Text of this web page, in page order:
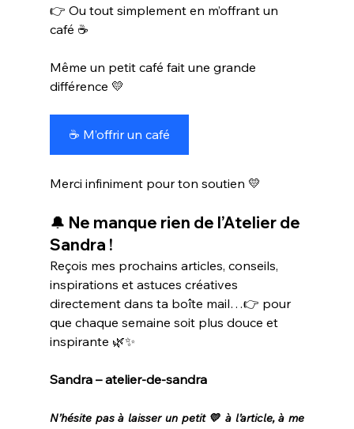
👉 Ou tout simplement en m’offrant un
café ☕
Même un petit café fait une grande
différence 💛
☕ M’offrir un café
Merci infiniment pour ton soutien 💛
🔔 Ne manque rien de l’Atelier de
Sandra !
Reçois mes prochains articles, conseils,
inspirations et astuces créatives
directement dans ta boîte mail…👉 pour
que chaque semaine soit plus douce et
inspirante 🌿✨
Sandra – atelier-de-sandra
N’hésite pas à laisser un petit 💛 à l’article, à me